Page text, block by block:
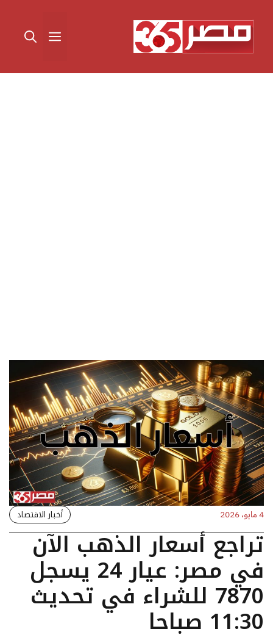
المحتوى القائمة
4 مايو، 2026 أخبار الاقتصاد
تراجع أسعار الذهب الآن
في مصر: عيار 24 يسجل
7870 للشراء في تحديث
11:30 صباحا